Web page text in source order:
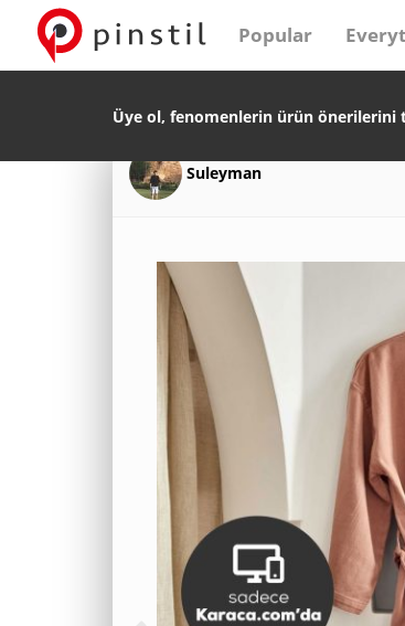
Popular
Üye ol, fenomenlerin ürün
Suleyman